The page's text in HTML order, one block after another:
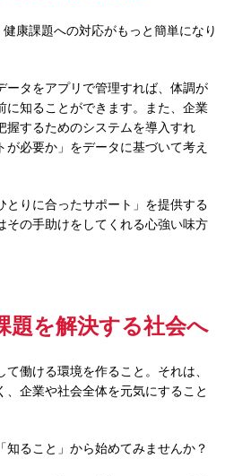
康課題への対応がもっと簡単になり
ータをアプリで管理すれば、体調が
に知ることができます。また、企業
握するためのシステムを導入すれ
が必要か」をデータに基づいて考え
とりに合ったサポート」を提供する
その手助けをしてくれる心強い味方
題を解決する社会へ
働ける環境を作ること。それは、
、企業や社会全体を元気にすること
知ること」から始めてみませんか？